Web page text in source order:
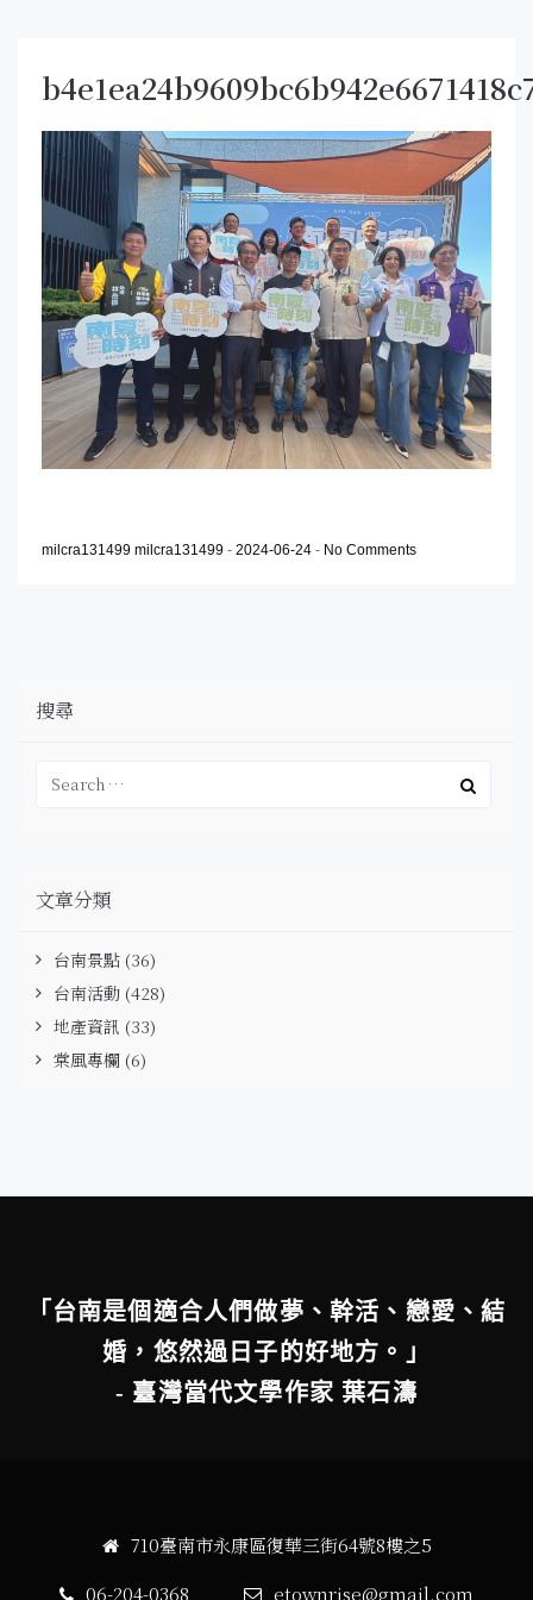
milcra131499 milcra131499 - 2024-06-24 - No Comments
搜尋
文章分類
台南景點 (36)
台南活動 (428)
地產資訊 (33)
棠風專欄 (6)
「台南是個適合人們做夢、幹活、戀愛、結
婚，悠然過日子的好地方。」
- 臺灣當代文學作家 葉石濤
710臺南市永康區復華三街64號8樓之5
06-204-0368
etownrise@gmail.com